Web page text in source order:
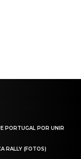
PORTUGAL POR UNIR
RALLY (FOTOS)